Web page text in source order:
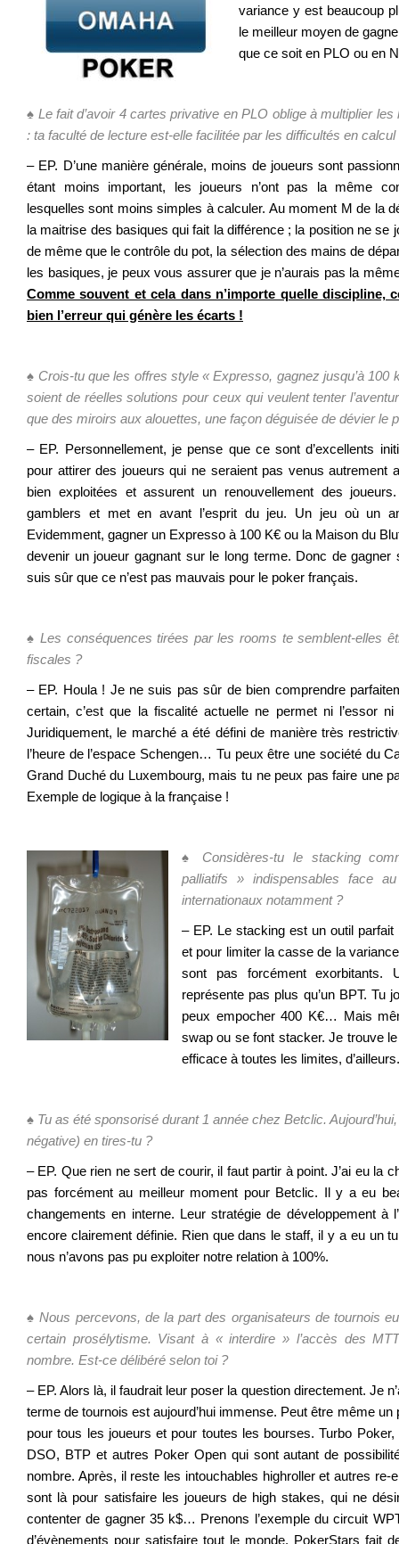
variance y est beaucoup
le meilleur moyen de
que ce soit en PLO ou en
♠ Le fait d’avoir 4 cartes privative en PLO oblige à multiplier
: ta faculté de lecture est-elle facilitée par les difficultés en
– EP. D’une manière générale, moins de joueurs sont
étant moins important, les joueurs n’ont pas la même
lesquelles sont moins simples à calculer. Au moment M de la
la maitrise des basiques qui fait la différence ; la position ne se
de même que le contrôle du pot, la sélection des mains de
les basiques, je peux vous assurer que je n’aurais pas la
Comme souvent et cela dans n’importe quelle discipline,
bien l’erreur qui génère les écarts !
♠ Crois-tu que les offres style « Expresso, gagnez jusqu’à 100
soient de réelles solutions pour ceux qui veulent tenter
que des miroirs aux alouettes, une façon déguisée de dévier le
– EP. Personnellement, je pense que ce sont d’excellents
pour attirer des joueurs qui ne seraient pas venus autrement
bien exploitées et assurent un renouvellement des
gamblers et met en avant l’esprit du jeu. Un jeu où un
Evidemment, gagner un Expresso à 100 K€ ou la Maison du
devenir un joueur gagnant sur le long terme. Donc de
suis sûr que ce n’est pas mauvais pour le poker français.
♠ Les conséquences tirées par les rooms te semblent-elles
fiscales ?
– EP. Houla ! Je ne suis pas sûr de bien comprendre
certain, c’est que la fiscalité actuelle ne permet ni l’essor
Juridiquement, le marché a été défini de manière très
l’heure de l’espace Schengen… Tu peux être une société du
Grand Duché du Luxembourg, mais tu ne peux pas faire une
Exemple de logique à la française !
♠ Considères-tu le stacking
palliatifs » indispensables face
internationaux notamment ?
– EP. Le stacking est un outil
et pour limiter la casse de la
sont pas forcément
représente pas plus qu’un BPT. Tu
peux empocher 400 K€… Mais
swap ou se font stacker. Je trouve
efficace à toutes les limites, d’ailleurs.
♠ Tu as été sponsorisé durant 1 année chez Betclic.
négative) en tires-tu ?
– EP. Que rien ne sert de courir, il faut partir à point. J’ai eu la
pas forcément au meilleur moment pour Betclic. Il y a eu
changements en interne. Leur stratégie de développement à
encore clairement définie. Rien que dans le staff, il y a eu un
nous n’avons pas pu exploiter notre relation à 100%.
♠ Nous percevons, de la part des organisateurs de tournois
certain prosélytisme. Visant à « interdire » l’accès des
nombre. Est-ce délibéré selon toi ?
– EP. Alors là, il faudrait leur poser la question directement. Je
terme de tournois est aujourd’hui immense. Peut être même
pour tous les joueurs et pour toutes les bourses. Turbo
DSO, BTP et autres Poker Open qui sont autant de
nombre. Après, il reste les intouchables highroller et autres re-
sont là pour satisfaire les joueurs de high stakes, qui ne
contenter de gagner 35 k$… Prenons l’exemple du circuit
d’évènements pour satisfaire tout le monde. PokerStars fait